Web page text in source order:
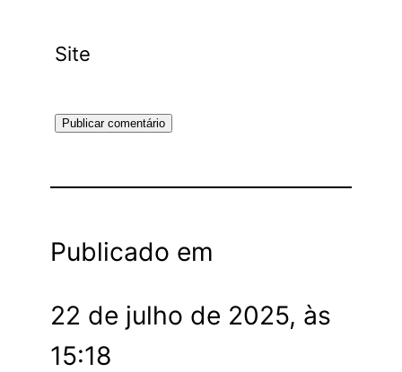
Site
Publicado em
22 de julho de 2025, às
15:18